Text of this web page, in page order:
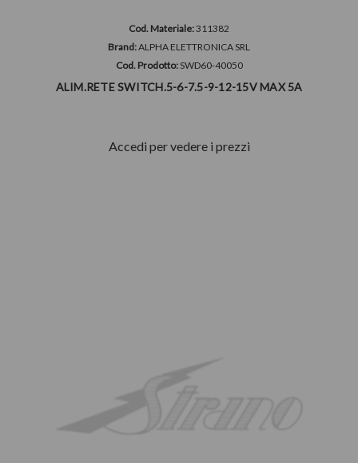
Cod. Materiale:311382
Brand:ALPHA ELETTRONICA SRL
Cod. Prodotto: SWD60-40050
ALIM.RETE SWITCH.5-6-7.5-9-12-15V MAX 5A
Accedi per vedere i prezzi